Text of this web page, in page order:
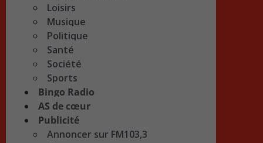
Loisirs
Musique
Politique
Santé
Société
Sports
Bingo Radio
AS de cœur
Publicité
Annoncer sur FM103,3